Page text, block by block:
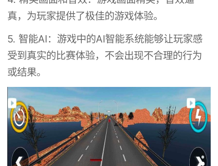
真，为玩家提供了极佳的游戏体验。
5. 智能AI：游戏中的AI智能系统能够让玩家感
受到真实的比赛体验，不会出现不合理的行为
或结果。